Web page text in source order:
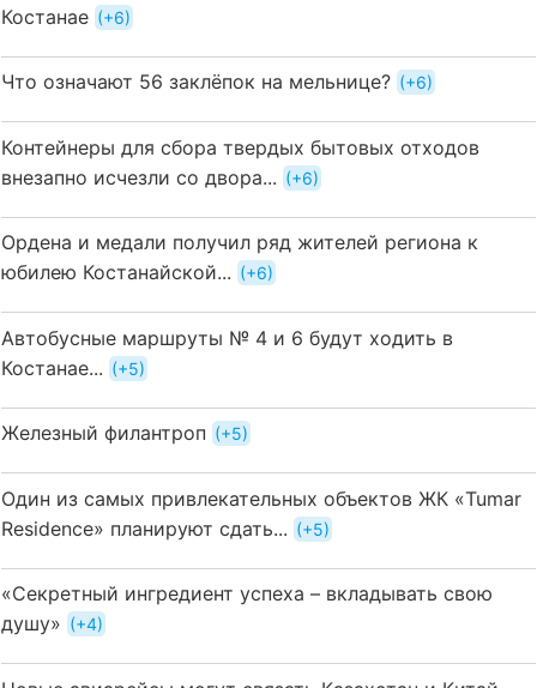
Костанае
+6
Что означают 56 заклёпок на мельнице? +6
Контейнеры для сбора твердых бытовых отходов
внезапно исчезли со двора...
+6
Ордена и медали получил ряд жителей региона к
юбилею Костанайской...
+6
Автобусные маршруты № 4 и 6 будут ходить в
Костанае...
+5
Железный филантроп +5
Один из самых привлекательных объектов ЖК «Tumar
Residence» планируют сдать...
+5
«Секретный ингредиент успеха – вкладывать свою
душу»
+4